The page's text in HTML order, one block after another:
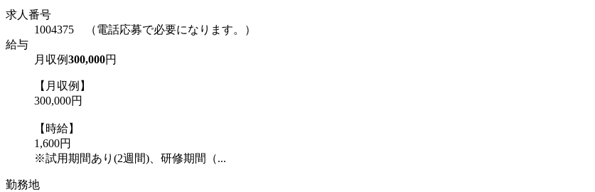
求人番号
1004375 （電話応募で必要になります。）
給与
月収例300,000円
【月収例】
300,000円
【時給】
1,600円
※試用期間あり(2週間)、研修期間（...
勤務地